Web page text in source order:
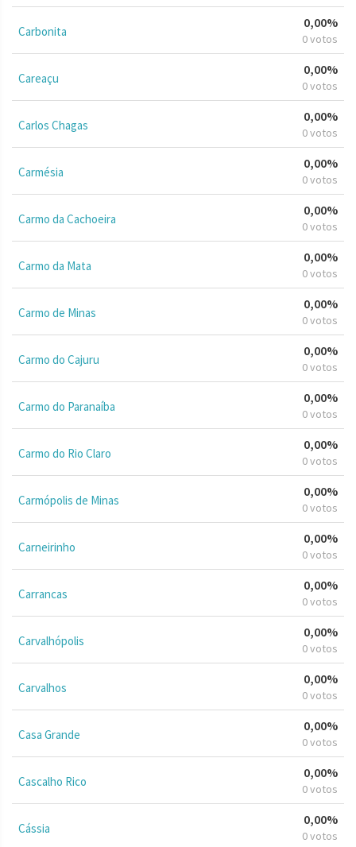
Carbonita
0,00%
0 votos
Careaçu
0,00%
0 votos
Carlos Chagas
0,00%
0 votos
Carmésia
0,00%
0 votos
Carmo da Cachoeira
0,00%
0 votos
Carmo da Mata
0,00%
0 votos
Carmo de Minas
0,00%
0 votos
Carmo do Cajuru
0,00%
0 votos
Carmo do Paranaíba
0,00%
0 votos
Carmo do Rio Claro
0,00%
0 votos
Carmópolis de Minas
0,00%
0 votos
Carneirinho
0,00%
0 votos
Carrancas
0,00%
0 votos
Carvalhópolis
0,00%
0 votos
Carvalhos
0,00%
0 votos
Casa Grande
0,00%
0 votos
Cascalho Rico
0,00%
0 votos
Cássia
0,00%
0 votos